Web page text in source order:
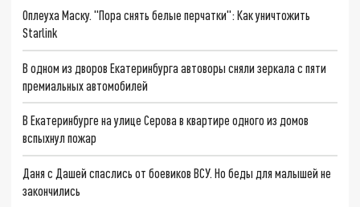
Оплеуха Маску. "Пора снять белые перчатки": Как уничтожить
Starlink
В одном из дворов Екатеринбурга автоворы сняли зеркала с пяти
премиальных автомобилей
В Екатеринбурге на улице Серова в квартире одного из домов
вспыхнул пожар
Даня с Дашей спаслись от боевиков ВСУ. Но беды для малышей не
закончились